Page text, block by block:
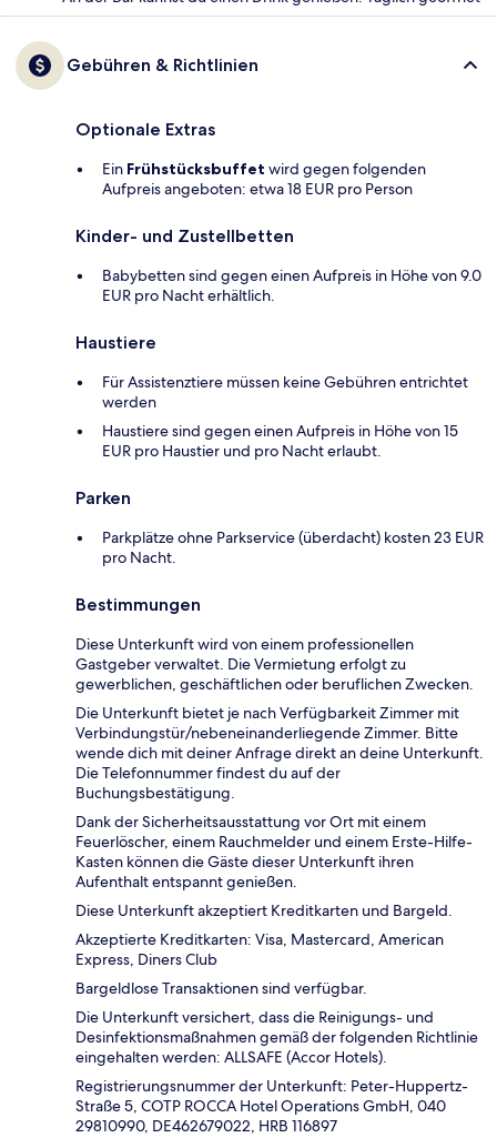
Gebühren & Richtlinien
Optionale Extras
Ein Frühstücksbuffet wird gegen folgenden
Aufpreis angeboten: etwa 18 EUR pro Person
Kinder- und Zustellbetten
Babybetten sind gegen einen Aufpreis in Höhe von 9.0
EUR pro Nacht erhältlich.
Haustiere
Für Assistenztiere müssen keine Gebühren entrichtet
werden
Haustiere sind gegen einen Aufpreis in Höhe von 15
EUR pro Haustier und pro Nacht erlaubt.
Parken
Parkplätze ohne Parkservice (überdacht) kosten 23 EUR
pro Nacht.
Bestimmungen
Diese Unterkunft wird von einem professionellen
Gastgeber verwaltet. Die Vermietung erfolgt zu
gewerblichen, geschäftlichen oder beruflichen Zwecken.
Die Unterkunft bietet je nach Verfügbarkeit Zimmer mit
Verbindungstür/nebeneinanderliegende Zimmer. Bitte
wende dich mit deiner Anfrage direkt an deine Unterkunft.
Die Telefonnummer findest du auf der
Buchungsbestätigung.
Dank der Sicherheitsausstattung vor Ort mit einem
Feuerlöscher, einem Rauchmelder und einem Erste-Hilfe-
Kasten können die Gäste dieser Unterkunft ihren
Aufenthalt entspannt genießen.
Diese Unterkunft akzeptiert Kreditkarten und Bargeld.
Akzeptierte Kreditkarten: Visa, Mastercard, American
Express, Diners Club
Bargeldlose Transaktionen sind verfügbar.
Die Unterkunft versichert, dass die Reinigungs- und
Desinfektionsmaßnahmen gemäß der folgenden Richtlinie
eingehalten werden: ALLSAFE (Accor Hotels).
Registrierungsnummer der Unterkunft: Peter-Huppertz-
Straße 5, COTP ROCCA Hotel Operations GmbH, 040
29810990, DE462679022, HRB 116897